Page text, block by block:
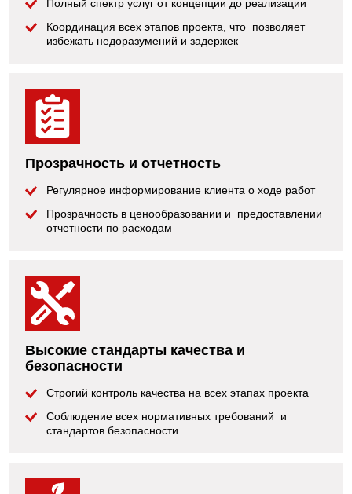
Полный спектр услуг от концепции до реализации
Координация всех этапов проекта, что позволяет
избежать недоразумений и задержек
Прозрачность и отчетность
Регулярное информирование клиента о ходе работ
Прозрачность в ценообразовании и предоставлении
отчетности по расходам
Высокие стандарты качества и
безопасности
Строгий контроль качества на всех этапах проекта
Соблюдение всех нормативных требований и
стандартов безопасности